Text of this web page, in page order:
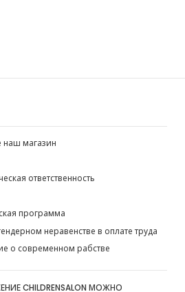
наш магазин
ответственность
программа
неравенстве в оплате труда
о современном рабстве
CHILDRENSALON МОЖНО